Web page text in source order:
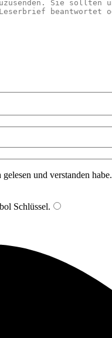
gelesen und verstanden habe.
Schlüssel.